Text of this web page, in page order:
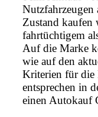
Zustand kaufen
fahrtüchtigem
Auf die Marke
wie auf den
Kriterien für die
entsprechen in
einen Autokauf